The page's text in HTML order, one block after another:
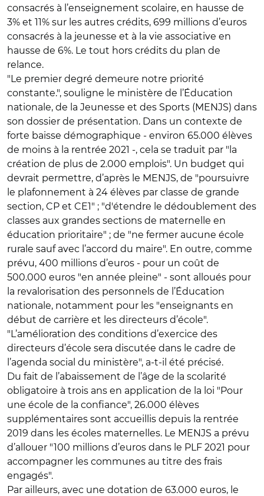
consacrés à l’enseignement scolaire, en hausse de
3% et 11% sur les autres crédits, 699 millions d’euros
consacrés à la jeunesse et à la vie associative en
hausse de 6%. Le tout hors crédits du plan de
relance.
"Le premier degré demeure notre priorité
constante.", souligne le ministère de l’Éducation
nationale, de la Jeunesse et des Sports (MENJS) dans
son dossier de présentation. Dans un contexte de
forte baisse démographique - environ 65.000 élèves
de moins à la rentrée 2021 -, cela se traduit par "la
création de plus de 2.000 emplois". Un budget qui
devrait permettre, d’après le MENJS, de "poursuivre
le plafonnement à 24 élèves par classe de grande
section, CP et CE1" ; "d'étendre le dédoublement des
classes aux grandes sections de maternelle en
éducation prioritaire" ; de "ne fermer aucune école
rurale sauf avec l’accord du maire". En outre, comme
prévu, 400 millions d’euros - pour un coût de
500.000 euros "en année pleine" - sont alloués pour
la revalorisation des personnels de l’Éducation
nationale, notamment pour les "enseignants en
début de carrière et les directeurs d’école".
"L’amélioration des conditions d’exercice des
directeurs d’école sera discutée dans le cadre de
l’agenda social du ministère", a-t-il été précisé.
Du fait de l’abaissement de l’âge de la scolarité
obligatoire à trois ans en application de la loi "Pour
une école de la confiance", 26.000 élèves
supplémentaires sont accueillis depuis la rentrée
2019 dans les écoles maternelles. Le MENJS a prévu
d’allouer "100 millions d’euros dans le PLF 2021 pour
accompagner les communes au titre des frais
engagés".
Par ailleurs, avec une dotation de 63.000 euros, le